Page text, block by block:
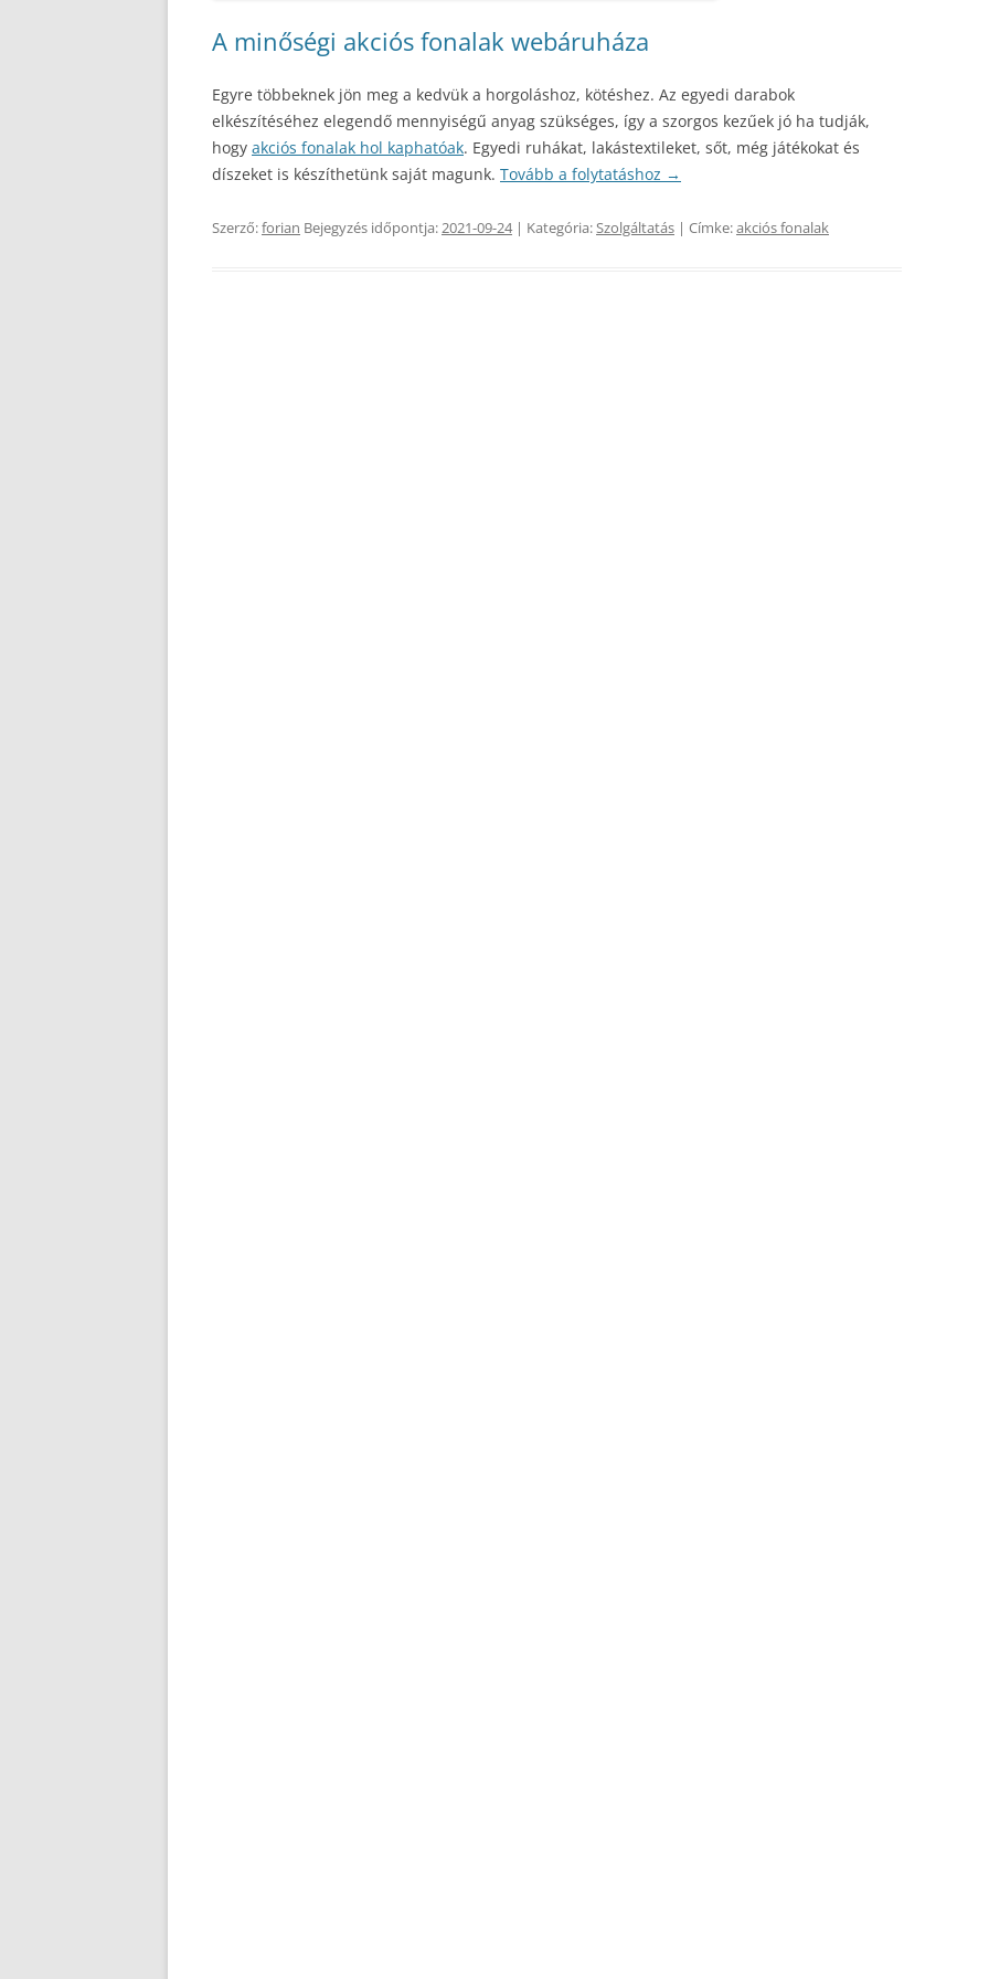
A minőségi akciós fonalak webáruháza
Egyre többeknek jön meg a kedvük a horgoláshoz, kötéshez. Az egyedi darabok
elkészítéséhez elegendő mennyiségű anyag szükséges, így a szorgos kezűek jó ha tudják,
hogy akciós fonalak hol kaphatóak. Egyedi ruhákat, lakástextileket, sőt, még játékokat és
díszeket is készíthetünk saját magunk. Tovább a folytatáshoz →
Szerző:forian Bejegyzés időpontja:2021-09-24| Kategória:Szolgáltatás | Címke:akciós fonalak